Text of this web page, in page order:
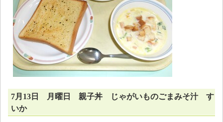
7月13日 月曜日 親子丼 じゃがいものごまみそ汁 す
いか